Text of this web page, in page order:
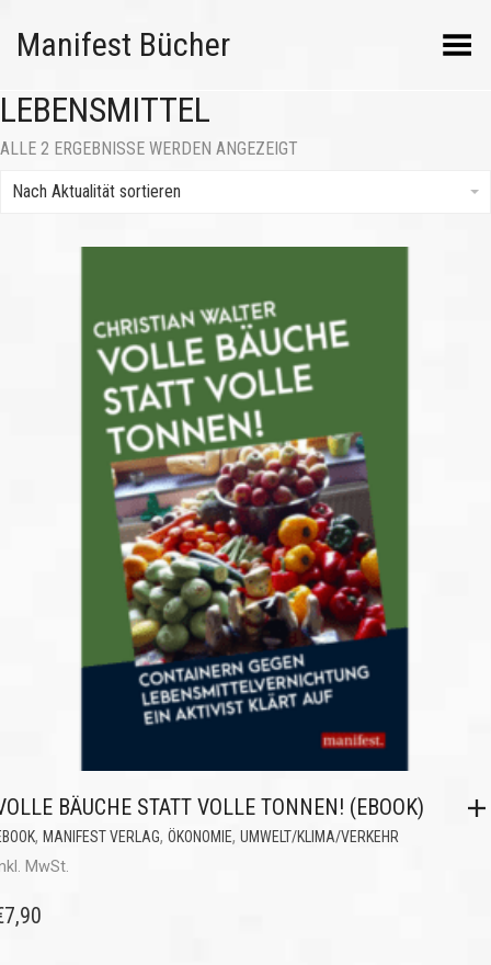
Manifest Bücher Menü umschalten
LEBENSMITTEL
ALLE 2 ERGEBNISSE WERDEN ANGEZEIGT
Nach Aktualität sortieren
BÄUCHE STATT VOLLE TONNEN! (EBOOK)
, MANIFEST VERLAG, ÖKONOMIE, UMWELT/KLIMA/VERKEHR
MwSt.
7,90